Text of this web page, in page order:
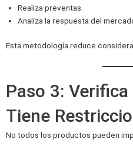
Realiza preventas.
Analiza la respuesta del
Esta metodología reduce
Paso 3:
Tiene
No todos los productos pueden